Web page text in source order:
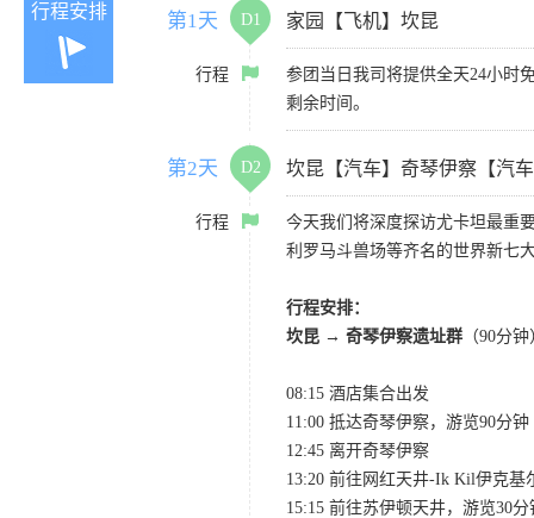
行程安排 第1天 D1 家园【飞机】坎昆
行程
参团当日我司将提供全天24小时
剩余时间。
第2天 D2 坎昆【汽车】奇琴伊察【汽
行程
今天我们将深度探访尤卡坦最重
利罗马斗兽场等齐名的世界新七
行程安排：
坎昆 → 奇琴伊察遗址群 （90分
08:15 酒店集合出发
11:00 抵达奇琴伊察，游览90分钟
12:45 离开奇琴伊察
13:20 前往网红天井-Ik Kil伊克基
15:15 前往苏伊顿天井，游览30分